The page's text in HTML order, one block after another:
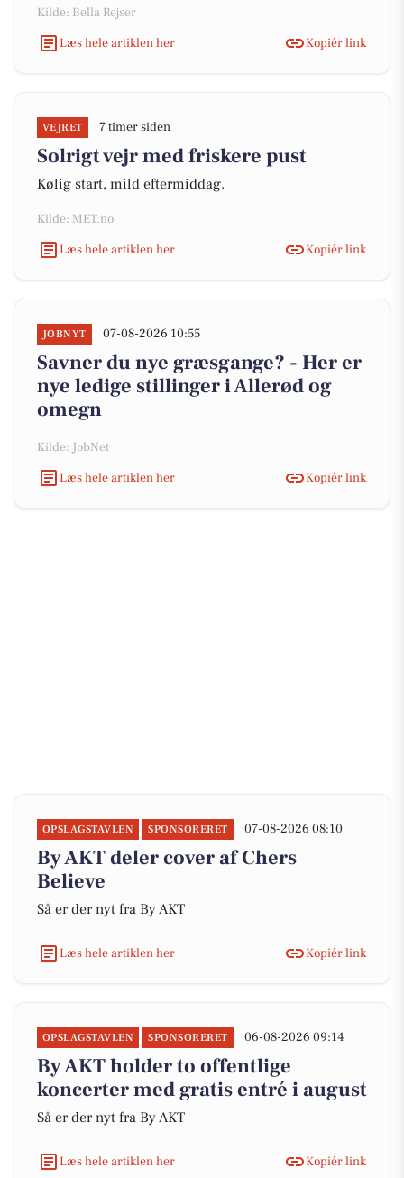
Kilde: Bella Rejser
Læs hele artiklen her
Kopiér link
VEJRET 7 timer siden
Solrigt vejr med friskere pust
Kølig start, mild eftermiddag.
Kilde: MET.no
Læs hele artiklen her
Kopiér link
JOBNYT 07-08-2026 10:55
Savner du nye græsgange? - Her er
nye ledige stillinger i Allerød og
omegn
Kilde: JobNet
Læs hele artiklen her
Kopiér link
OPSLAGSTAVLEN SPONSORERET 07-08-2026 08:10
By AKT deler cover af Chers
Believe
Så er der nyt fra By AKT
Læs hele artiklen her Kopiér link
OPSLAGSTAVLEN SPONSORERET 06-08-2026 09:14
By AKT holder to offentlige
koncerter med gratis entré i august
Så er der nyt fra By AKT
Læs hele artiklen her Kopiér link